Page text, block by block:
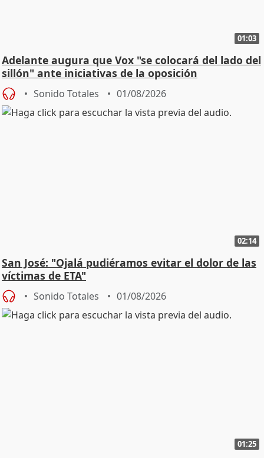
01:03
Adelante augura que Vox "se colocará del lado del
sillón" ante iniciativas de la oposición
Sonido Totales 01/08/2026
02:14
San José: "Ojalá pudiéramos evitar el dolor de las
víctimas de ETA"
Sonido Totales 01/08/2026
01:25